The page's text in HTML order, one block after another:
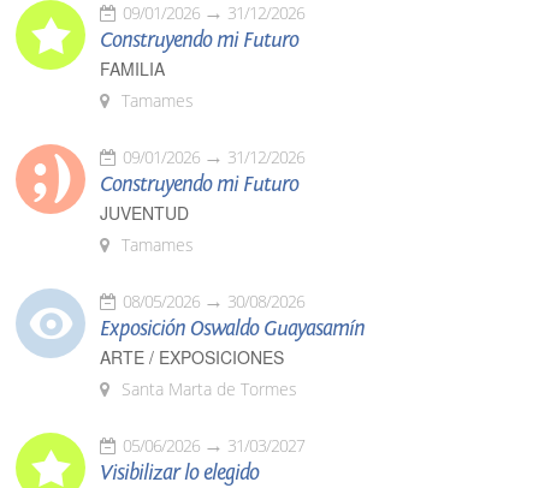
09/01/2026 31/12/2026
Construyendo mi Futuro
FAMILIA
Tamames
09/01/2026 31/12/2026
Construyendo mi Futuro
JUVENTUD
Tamames
08/05/2026 30/08/2026
Exposición Oswaldo Guayasamín
ARTE / EXPOSICIONES
Santa Marta de Tormes
05/06/2026 31/03/2027
Visibilizar lo elegido